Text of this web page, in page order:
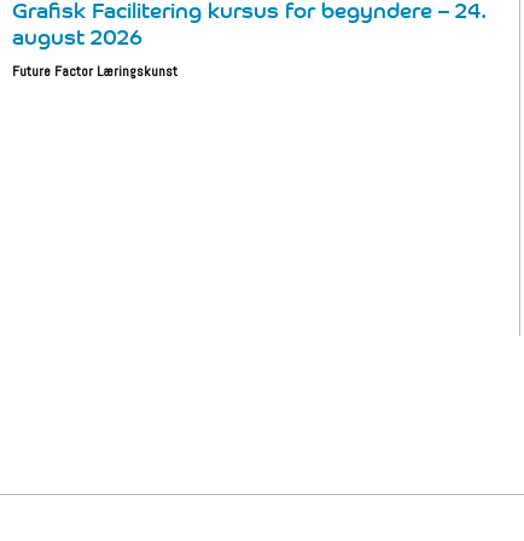
Grafisk Facilitering kursus for begyndere – 24.
august 2026
Future Factor Læringskunst